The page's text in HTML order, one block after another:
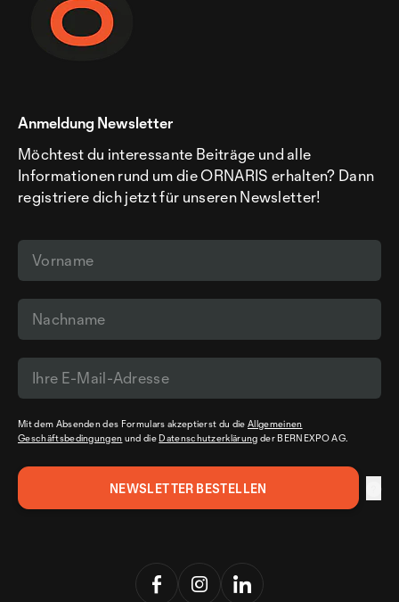
Anmeldung Newsletter
Möchtest du interessante Beiträge und alle
Informationen rund um die ORNARIS erhalten? Dann
registriere dich jetzt für unseren Newsletter!
Mit dem Absenden des Formulars akzeptierst du dieAllgemeinen
Geschäftsbedingungen und die Datenschutzerklärung der BERNEXPO AG.